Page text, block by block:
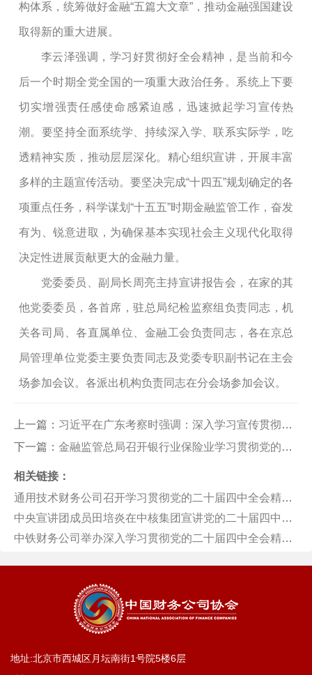
构体系 ，统筹做好金融“五篇大文章” ， 推动金融强国建设
取得新的重大进展。
李云泽强调， 学习好贯彻好全会精神，是当前和今
后一个时期全党全国的一项重大政治任务 。系统上下要
切实增强责任感使命感紧迫感，迅速掀起学习宣传热
潮。 要坚持全面系统学、持续深入学、联系实际学，吃
透精神实质，推动层层深化。精心组织宣讲，开展丰富
多样的主题宣传活动。要坚决完成“十四五”规划确定的各
项重点任务 ， 科学谋划 “十五五”时期金融监管工作，奋发
有为 、锐意进取，为确保基本实现社会主义现代化取得
决定性进展贡献更大的金融力量。
党委委员、副局长周亮主持宣讲报告会， 在家的其
他党委委员，各首席，驻总局纪检监察组负责同志，机
关各司局、各直属单位、金融工会负责同志， 各在京总
局管理单位党委主要负责同志及党委专职副书记在主会
场参加会议。 各派出机构负责同志在分会场参加会议。
上一篇： 习近平在广东考察时强调：深入学习宣传贯彻党的二十届四中全会精神 以全面深化改革开放推动高质量发展
下一篇： 金融监管总局召开银行业保险业学习贯彻党的二十届四中全会精神系列座谈会
相关链接：
通用技术财务公司召开学习贯彻党的二十届四中全会精神宣讲会
中央宣讲团成员田培炎在中核集团宣讲党的二十届四中全会精神
中铁财务公司举办深入学习贯彻党的二十届四中全会精神专题培训暨2025年第四期“金融讲堂”
地址:北京市西城区月坛南街1号院5楼6层